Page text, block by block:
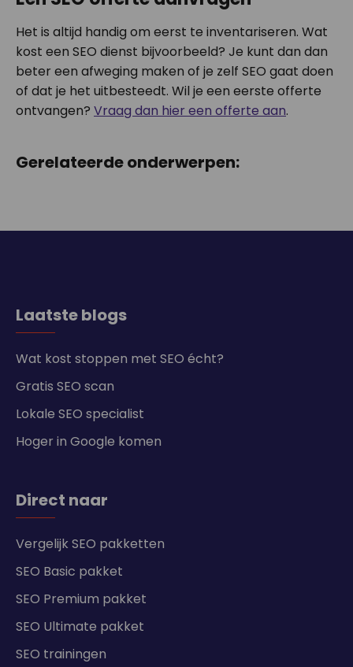
Het is altijd handig om eerst te inventariseren. Wat
kost een SEO dienst bijvoorbeeld? Je kunt dan dan
beter een afweging maken of je zelf SEO gaat doen
of dat je het uitbesteedt. Wil je een eerste offerte
ontvangen? Vraag dan hier een offerte aan.
Gerelateerde onderwerpen:
Laatste blogs
Wat kost stoppen met SEO écht?
Gratis SEO scan
Lokale SEO specialist
Hoger in Google komen
Direct naar
Vergelijk SEO pakketten
SEO Basic pakket
SEO Premium pakket
SEO Ultimate pakket
SEO trainingen